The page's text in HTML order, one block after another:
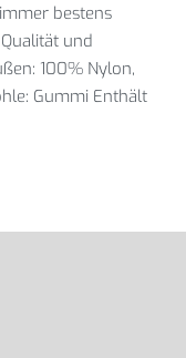
bestens
und
100% Nylon,
Gummi Enthält